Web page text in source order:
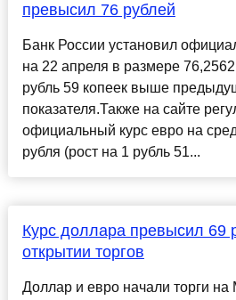
превысил 76 рублей
Банк России установил
на 22 апреля в размере
рубль 59 копеек выше
показателя.Также на сайте
официальный курс евро на
рубля (рост на 1 рубль 51...
Курс доллара превысил 69
открытии торгов
Доллар и евро начали торги на